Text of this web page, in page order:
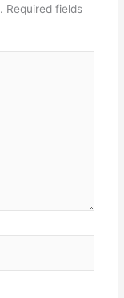
Required fields